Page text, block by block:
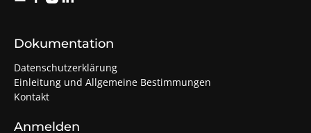
Dokumentation
Datenschutzerklärung
Einleitung und Allgemeine Bestimmungen
Kontakt
Anmelden